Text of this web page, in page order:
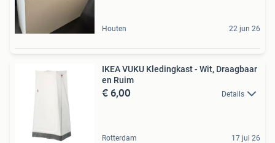
Houten 22 jun 26
IKEA VUKU Kledingkast - Wit, Draagbaar
en Ruim
€ 6,00 Details
Rotterdam 17 jul 26